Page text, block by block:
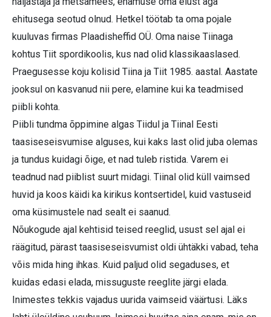
ehitusega seotud olnud. Hetkel töötab ta oma pojale
kuuluvas firmas Plaadisheffid OÜ. Oma naise Tiinaga
kohtus Tiit spordikoolis, kus nad olid klassikaaslased.
Praegusesse koju kolisid Tiina ja Tiit 1985. aastal. Aastate
jooksul on kasvanud nii pere, elamine kui ka teadmised
piibli kohta.
Piibli tundma õppimine algas Tiidul ja Tiinal Eesti
taasiseseisvumise alguses, kui kaks last olid juba olemas
ja tundus kuidagi õige, et nad tuleb ristida. Varem ei
teadnud nad piiblist suurt midagi. Tiinal olid küll vaimsed
huvid ja koos käidi ka kirikus kontsertidel, kuid vastuseid
oma küsimustele nad sealt ei saanud.
Nõukogude ajal kehtisid teised reeglid, usust sel ajal ei
räägitud, pärast taasiseseisvumist oldi ühtäkki vabad, teha
võis mida hing ihkas. Kuid paljud olid segaduses, et
kuidas edasi elada, missuguste reeglite järgi elada.
Inimestes tekkis vajadus uurida vaimseid väärtusi. Läks